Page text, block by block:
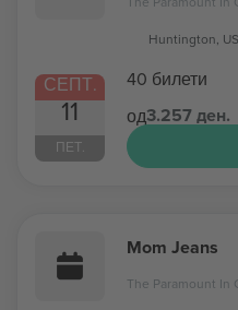
СЕПТ.
11
ПЕТ.
Huntington, US
40 билети
од3.257 ден.
Mom Jeans
The Paramount